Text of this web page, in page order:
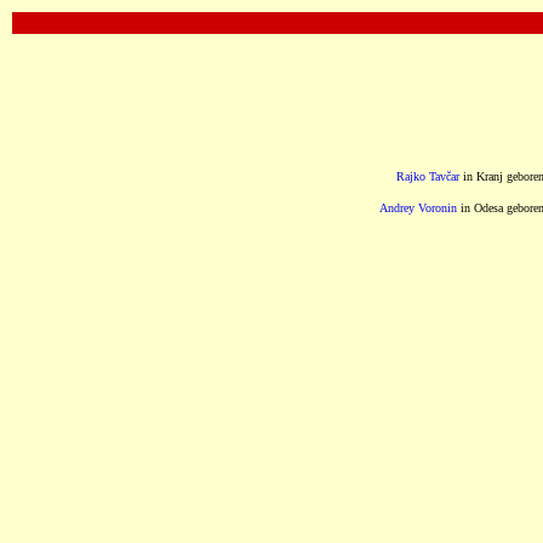
Rajko Tavčarin Kranj geboren
Andrey Voronin in Odesa geboren